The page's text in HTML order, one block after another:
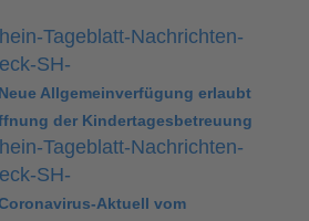
Allgemeinverfügung erlaubt
der Kindertagesbetreuung
Aktuell vom